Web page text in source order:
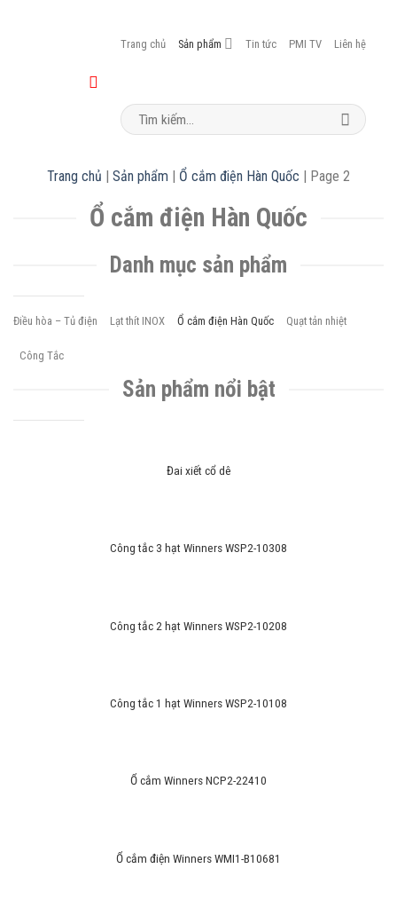
Trang chủ Sản phẩm Tin tức PMI TV Liên hệ
Search
for:
Trang chủ Sản phẩm Ổ cắm điện Hàn Quốc Page 2
Ổ cắm điện Hàn Quốc
Danh mục sản phẩm
Điều hòa – Tủ điện Lạt thít INOX Ổ cắm điện Hàn Quốc Quạt tản nhiệt
Công Tắc
Sản phẩm nổi bật
Đai xiết cổ dê
Công tắc 3 hạt Winners WSP2-10308
Công tắc 2 hạt Winners WSP2-10208
Công tắc 1 hạt Winners WSP2-10108
Ổ cắm Winners NCP2-22410
Ổ cắm điện Winners WMI1-B10681